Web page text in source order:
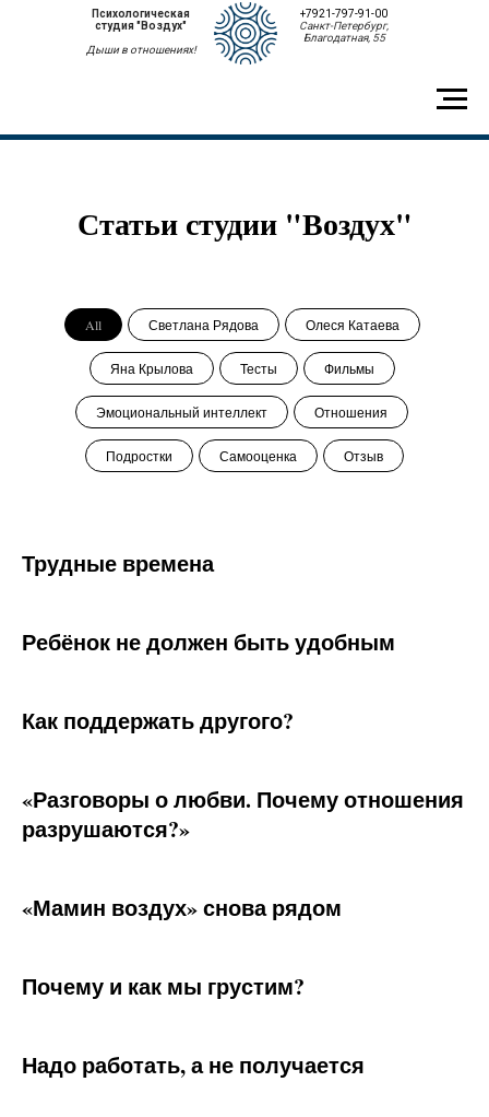
Психологическая
студия "Воздух"
Дыши в отношениях!
+7921-797-91-00
Санкт-Петербург,
Благодатная, 55
Статьи студии "Воздух"
All Светлана Рядова Олеся Катаева
Яна Крылова Тесты Фильмы
Эмоциональный интеллект Отношения
Подростки Самооценка Отзыв
Трудные времена
Ребёнок не должен быть удобным
Как поддержать другого?
«Разговоры о любви. Почему отношения
разрушаются?»
«Мамин воздух» снова рядом
Почему и как мы грустим?
Надо работать, а не получается